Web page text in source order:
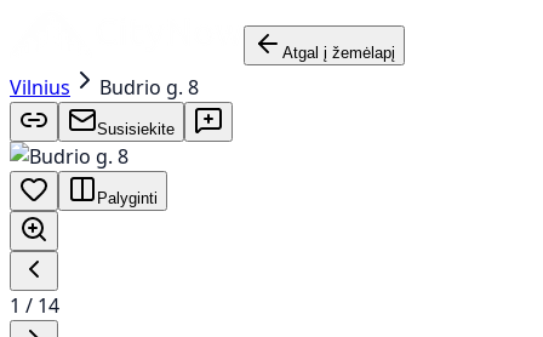
Atgal į žemėlapį
Vilnius Budrio g. 8
Susisiekite
Palyginti
1 / 14